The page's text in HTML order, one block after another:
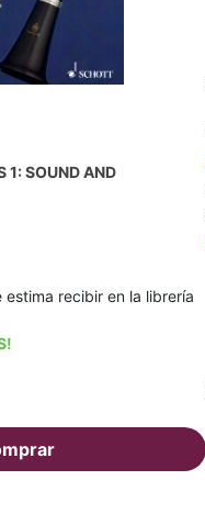
1: SOUND AND
recibir en la librería